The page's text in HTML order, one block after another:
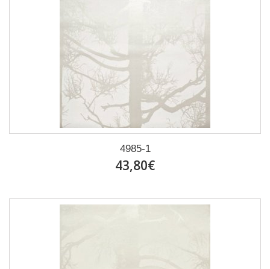
4985-1
43,80€